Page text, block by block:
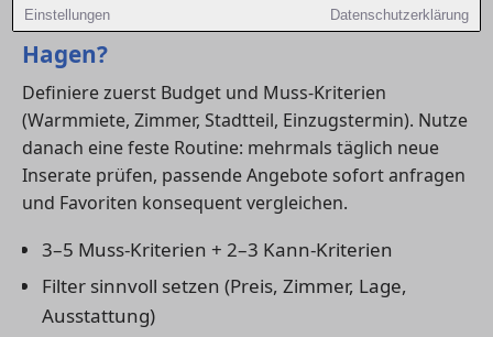
Einstellungen Datenschutzerklärung
Wie finde ich schnell eine Wohnung in
Hagen?
Definiere zuerst Budget und Muss-Kriterien
(Warmmiete, Zimmer, Stadtteil, Einzugstermin). Nutze
danach eine feste Routine: mehrmals täglich neue
Inserate prüfen, passende Angebote sofort anfragen
und Favoriten konsequent vergleichen.
3–5 Muss-Kriterien + 2–3 Kann-Kriterien
Filter sinnvoll setzen (Preis, Zimmer, Lage,
Ausstattung)